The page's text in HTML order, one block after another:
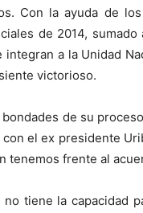
Con la ayuda de
de 2014,
a la Unidad
victorioso.
de su
el ex presidente
tenemos frente al
tiene la capacidad